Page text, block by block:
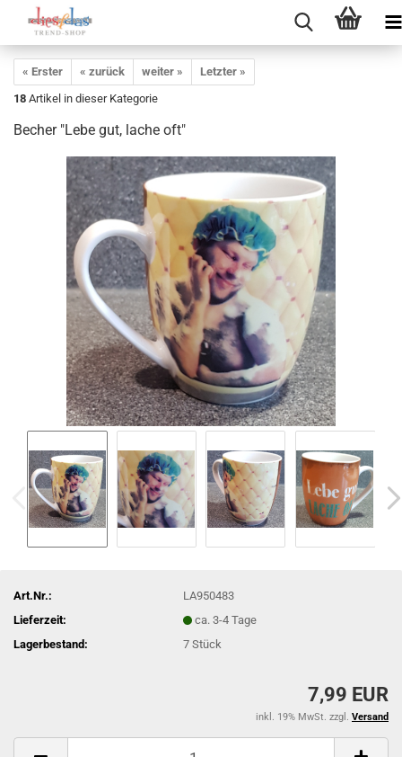
« Erster « zurück weiter »
Letzter »
18 Artikel in dieser Kategorie
Becher "Lebe gut, lache oft"
Art.Nr.:
LA950483
Lieferzeit:
ca. 3-4 Tage
Lagerbestand:
7Stück
7,99 EUR
inkl. 19% MwSt. zzgl. Versand